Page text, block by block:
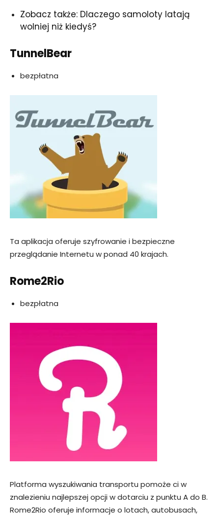
Zobacz także: Dlaczego samoloty latają
wolniej niż kiedyś?
TunnelBear
bezpłatna
Ta aplikacja oferuje szyfrowanie i bezpieczne
przeglądanie Internetu w ponad 40 krajach.
Rome2Rio
bezpłatna
Platforma wyszukiwania transportu pomoże ci w
znalezieniu najlepszej opcji w dotarciu z punktu A do B.
Rome2Rio oferuje informacje o lotach, autobusach,